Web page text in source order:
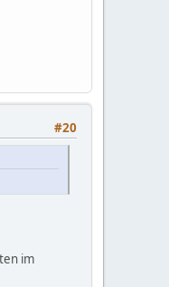
#20
im